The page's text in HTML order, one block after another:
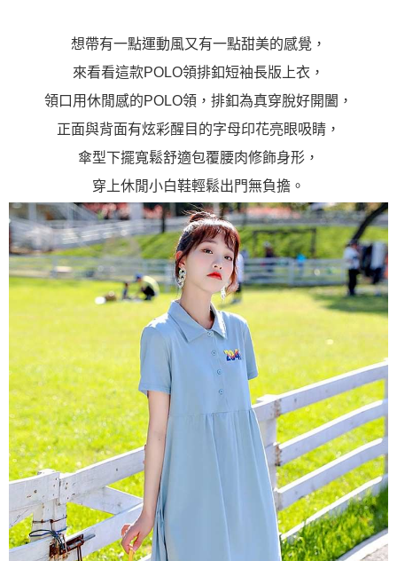
想帶有一點運動風又有一點甜美的感覺，
來看看這款POLO領排釦短袖長版上衣，
領口用休閒感的POLO領，排釦為真穿脫好開闔，
正面與背面有炫彩醒目的字母印花亮眼吸睛，
傘型下擺寬鬆舒適包覆腰肉修飾身形，
穿上休閒小白鞋輕鬆出門無負擔。